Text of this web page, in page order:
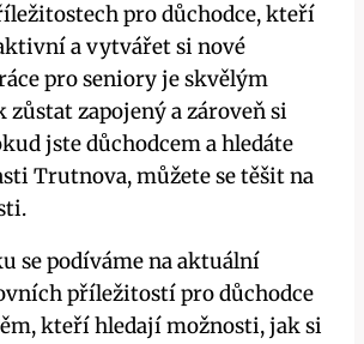
pro důchodce, kteří
a vytvářet si nové
pro seniory je skvělým
zůstat zapojený a zároveň si
jste důchodcem a hledáte
Trutnova, můžete se těšit na
se podíváme na aktuální
příležitostí pro důchodce
kteří hledají možnosti, jak si